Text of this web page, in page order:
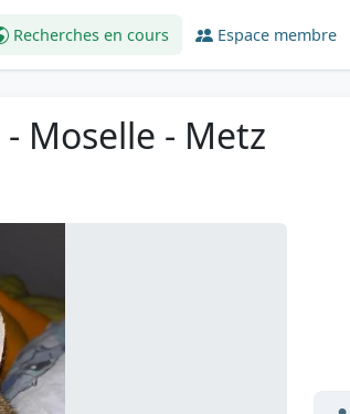
Recherches en cours Espace membre
Moselle - Metz